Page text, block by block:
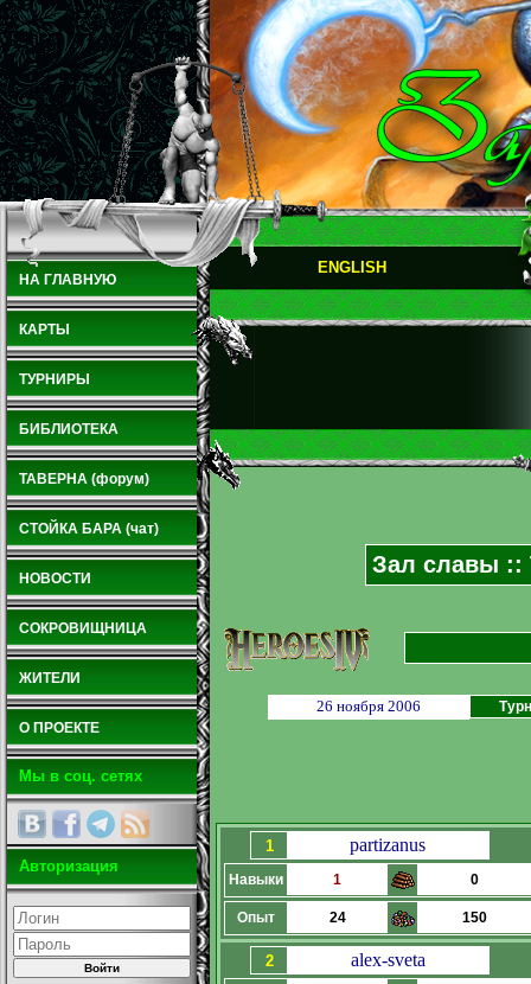
НА ГЛАВНУЮ
КАРТЫ
ТУРНИРЫ
БИБЛИОТЕКА
ТАВЕРНА (форум)
СТОЙКА БАРА (чат)
НОВОСТИ
СОКРОВИЩНИЦА
ЖИТЕЛИ
О ПРОЕКТЕ
Мы в соц. сетях
Авторизация
ENGLISH
Зал славы ::
26 ноября 2006
1 partizanus
Навыки 1 0
Опыт 24 150
2 alex-sveta